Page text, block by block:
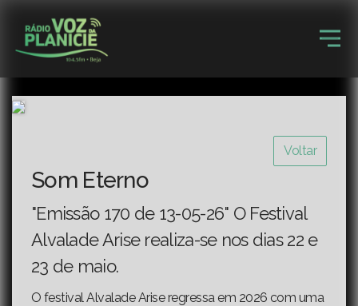
Voltar
Som Eterno
"Emissão 170 de 13-05-26" O Festival
Alvalade Arise realiza-se nos dias 22 e
23 de maio.
O festival Alvalade Arise regressa em 2026 com uma